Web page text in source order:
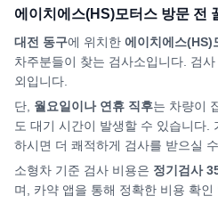
에이치에스(HS)모터스 방문 전
대전 동구에 위치한 에이치에스(HS)
차주분들이 찾는 검사소입니다. 검
외입니다.
단, 월요일이나 연휴 직후는 차량이
도 대기 시간이 발생할 수 있습니다.
하시면 더 쾌적하게 검사를 받으실
소형차 기준 검사 비용은 정기검사
며, 카약 앱을 통해 정확한 비용 확인